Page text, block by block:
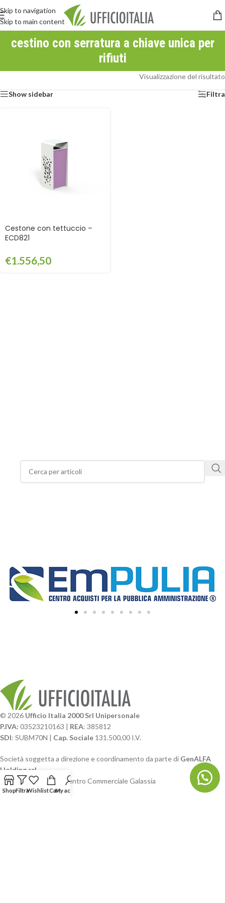
Skip to navigation
Skip to main content
cestino con serratura a chiave unica per
rifiuti
Visualizzazione del risultato
Show sidebar Filtra
Cestone con tettuccio –
ECD821
€1.556,50
© 2026 Ufficio Italia 2000 Srl Unipersonale
P.IVA: 03523210163 | REA: 385812
SDI: SUBM70N | Cap. Sociale 131.500,00 I.V.
Società soggetta a direzione e coordinamento da parte di GenALFA
Holding srl
Via A. Ponti n. 4 – Centro Commerciale Galassia
24126 Bergamo
ShopFiltraWishlistCartMy account